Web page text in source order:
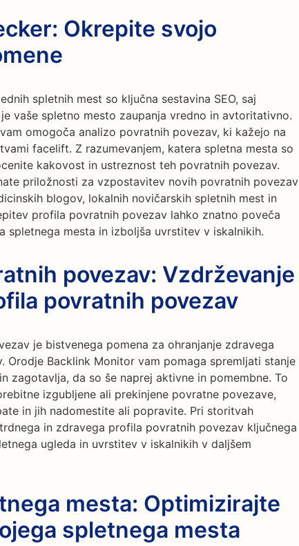
Okrepite svojo
spletnih mest so ključna sestavina SEO, saj
vaše spletno mesto zaupanja vredno in avtoritativno.
omogoča analizo povratnih povezav, ki kažejo na
facelift. Z razumevanjem, katera spletna mesta so
kakovost in ustreznost teh povratnih povezav.
priložnosti za vzpostavitev novih povratnih povezav
blogov, lokalnih novičarskih spletnih mest in
profila povratnih povezav lahko znatno poveča
spletnega mesta in izboljša uvrstitev v iskalnikih.
povezav: Vzdrževanje
povratnih povezav
je bistvenega pomena za ohranjanje zdravega
Orodje Backlink Monitor vam pomaga spremljati stanje
zagotavlja, da so še naprej aktivne in pomembne. To
izgubljene ali prekinjene povratne povezave,
in jih nadomestite ali popravite. Pri storitvah
in zdravega profila povratnih povezav ključnega
ugleda in uvrstitev v iskalnikih v daljšem
mesta: Optimizirajte
spletnega mesta